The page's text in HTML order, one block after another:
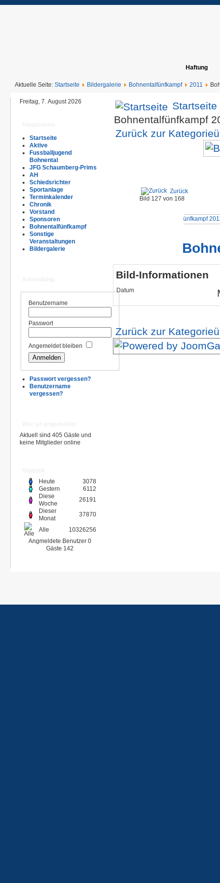
Haftung
Aktuelle Seite: Startseite Bildergalerie Bohnentalfünfkampf 2011
Freitag, 7. August 2026
Startseite
Aktive
Fussballjugend
Bohnental
JFG Schaumberg-Prims
AH
Schiedsrichter
Sportanlage
Terminkalender
Chronik
Vorstand
Sponsoren
Bohnentalfünfkampf
Sonstige
Veranstaltungen
Bildergalerie
Benutzername
Passwort
Angemeldet bleiben
Passwort vergessen?
Benutzername
vergessen?
Aktuell sind 405 Gäste und
keine Mitglieder online
Heute
3078
Gestern
6112
Diese
Woche
26191
Dieser
Monat
37870
Alle
10326256
Angmeldete Benutzer 0
Gäste 142
Startseite
Bohnentalfünfkampf
Zurück zur
Zurück
Bild 127 von 168
Bild-Informationen
Datum
Zurück zur